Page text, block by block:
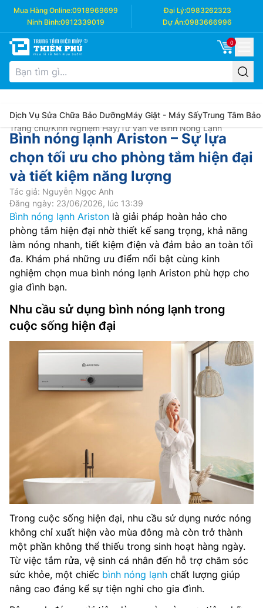
Mua Hàng Online:0918969699 Đại Lý:0983262323
Ninh Bình:0912339019 Dự Án:0983666996
0
Dịch Vụ Sửa Chữa Bảo DưỡngMáy Giặt - Máy SấyTrung Tâm Bảo
Trang chủ/Kinh Nghiệm Hay/Tư vấn về Bình Nóng Lạnh
Bình nóng lạnh Ariston – Sự lựa
chọn tối ưu cho phòng tắm hiện đại
và tiết kiệm năng lượng
Tác giả: Nguyễn Ngọc Anh
Đăng ngày: 23/06/2026, lúc 13:39
Bình nóng lạnh Ariston là giải pháp hoàn hảo cho
phòng tắm hiện đại nhờ thiết kế sang trọng, khả năng
làm nóng nhanh, tiết kiệm điện và đảm bảo an toàn tối
đa. Khám phá những ưu điểm nổi bật cùng kinh
nghiệm chọn mua bình nóng lạnh Ariston phù hợp cho
gia đình bạn.
Nhu cầu sử dụng bình nóng lạnh trong
cuộc sống hiện đại
Trong cuộc sống hiện đại, nhu cầu sử dụng nước nóng
không chỉ xuất hiện vào mùa đông mà còn trở thành
một phần không thể thiếu trong sinh hoạt hàng ngày.
Từ việc tắm rửa, vệ sinh cá nhân đến hỗ trợ chăm sóc
sức khỏe, một chiếc bình nóng lạnh chất lượng giúp
nâng cao đáng kể sự tiện nghi cho gia đình.